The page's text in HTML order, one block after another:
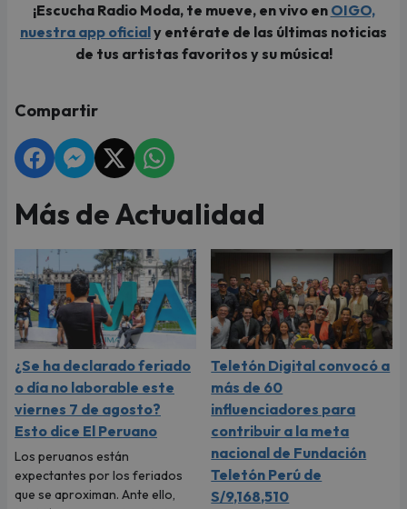
¡Escucha Radio Moda, te mueve, en vivo en OIGO,
nuestra app oficialy entérate de las últimas noticias
de tus artistas favoritos y su música!
Compartir
Más de Actualidad
¿Se ha declarado feriado
o día no laborable este
viernes 7 de agosto?
Esto dice El Peruano
Los peruanos están
expectantes por los feriados
que se aproximan. Ante ello,
Teletón Digital convocó a
más de 60
influenciadores para
contribuir a la meta
nacional de Fundación
Teletón Perú de
S/9,168,510